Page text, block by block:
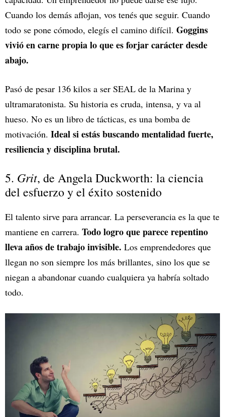
Cuando los demás aflojan, vos tenés que seguir. Cuando
todo se pone cómodo, elegís el camino difícil. Goggins
vivió en carne propia lo que es forjar carácter desde
abajo.
Pasó de pesar 136 kilos a ser SEAL de la Marina y
ultramaratonista. Su historia es cruda, intensa, y va al
hueso. No es un libro de tácticas, es una bomba de
motivación. Ideal si estás buscando mentalidad fuerte,
resiliencia y disciplina brutal.
5. Grit, de Angela Duckworth: la ciencia
del esfuerzo y el éxito sostenido
El talento sirve para arrancar. La perseverancia es la que te
mantiene en carrera. Todo logro que parece repentino
lleva años de trabajo invisible. Los emprendedores que
llegan no son siempre los más brillantes, sino los que se
niegan a abandonar cuando cualquiera ya habría soltado
todo.